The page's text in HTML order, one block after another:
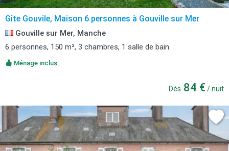
Gîte Gouvile, Maison 6 personnes à Gouville sur Mer
Gouville sur Mer, Manche
6 personnes, 150 m², 3 chambres, 1 salle de bain.
Ménage inclus
Dès 84 € / nuit